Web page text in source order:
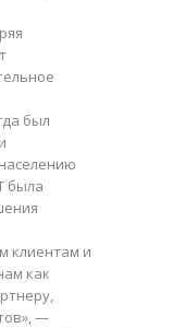
был
была
клиентам и
как
—